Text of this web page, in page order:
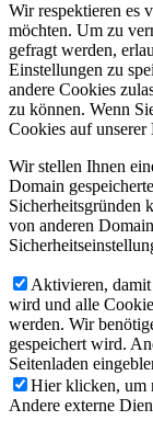
Wir respektieren es
möchten. Um zu
gefragt werden,
Einstellungen zu
andere Cookies
zu können. Wenn
Cookies auf
Wir stellen Ihnen
Domain
Sicherheitsgründen
von anderen
Aktivieren, damit
wird und alle
werden. Wir
gespeichert wird.
Seitenladen
Hier klicken, um
Andere externe